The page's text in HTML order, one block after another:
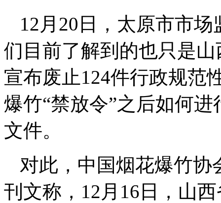
12月20日，太原市市
们目前了解到的也只是
宣布废止124件行政规范
爆竹“禁放令”之后如何
文件。
对此，中国烟花爆竹协
刊文称，12月16日，山